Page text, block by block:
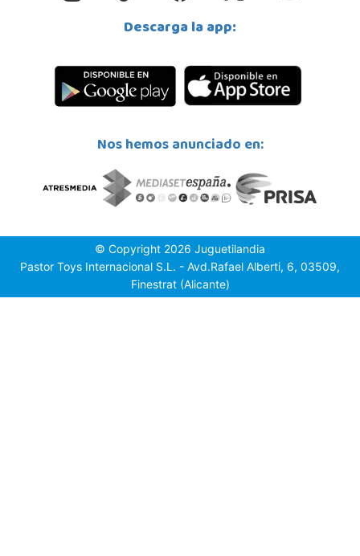
Descarga la app:
Nos hemos anunciado en:
© Copyright 2026 Juguetilandia
Pastor Toys Internacional S.L. - Avd.Rafael Alberti, 6, 03509,
Finestrat (Alicante)